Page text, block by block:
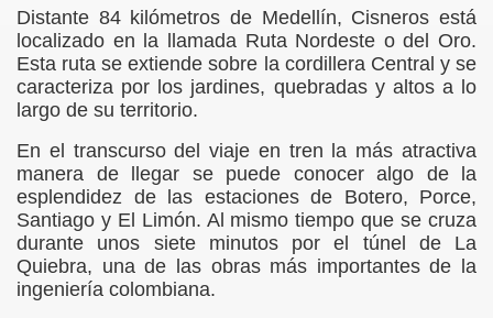
Distante 84 kilómetros de Medellín, Cisneros está
localizado en la llamada Ruta Nordeste o del Oro.
Esta ruta se extiende sobre la cordillera Central y se
caracteriza por los jardines, quebradas y altos a lo
largo de su territorio.
En el transcurso del viaje en tren la más atractiva
manera de llegar se puede conocer algo de la
esplendidez de las estaciones de Botero, Porce,
Santiago y El Limón. Al mismo tiempo que se cruza
durante unos siete minutos por el túnel de La
Quiebra, una de las obras más importantes de la
ingeniería colombiana.
LA LOPEZ